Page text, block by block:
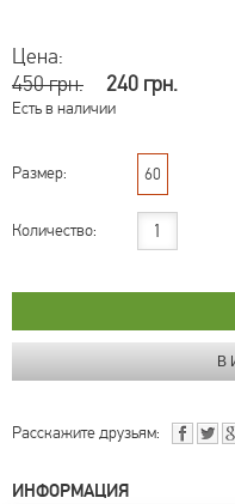
Цена:
450 грн.
240 грн.
Есть в наличии
Размер: 60
Количество:
Расскажите друзьям:
ИНФОРМАЦИЯ